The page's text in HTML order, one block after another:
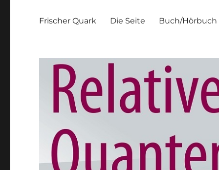
Frischer Quark Die Seite Buch/Hörbuch